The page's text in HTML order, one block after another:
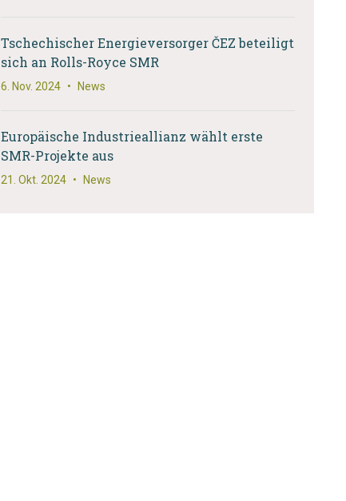
Tschechischer Energieversorger ČEZ beteiligt
sich an Rolls-Royce SMR
6. Nov. 2024 • News
Europäische Industrieallianz wählt erste
SMR-Projekte aus
21. Okt. 2024 • News